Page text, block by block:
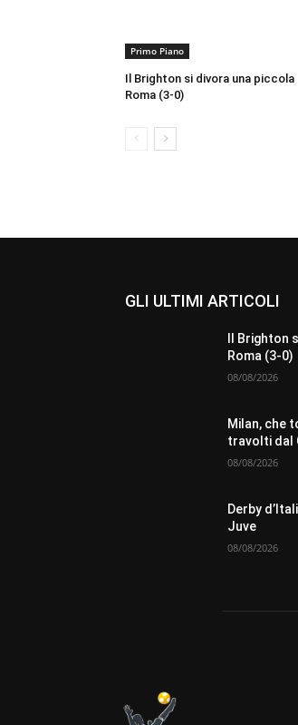
Primo Piano
Il Brighton si divora una piccola
Roma (3-0)
GLI ULTIMI ARTICOLI
Il Brighton
Roma (3-0)
08/08/2026
Milan, che
travolti dal
08/08/2026
Derby
Juve
08/08/2026